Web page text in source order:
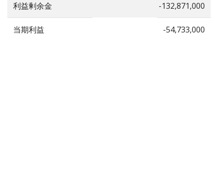
利益剰余金 -132,871,000
当期利益 -54,733,000